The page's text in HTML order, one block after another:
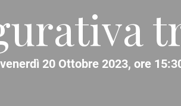
20 Ottobre 2023, ore